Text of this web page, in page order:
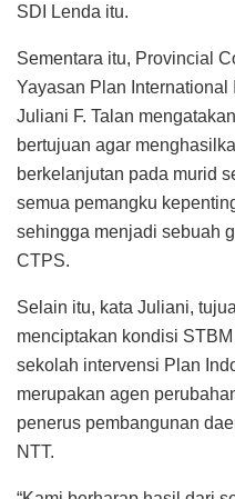
SDI Lenda itu.
Sementara itu, Provincial
Yayasan Plan
Juliani F. Talan
bertujuan agar
berkelanjutan pada murid
semua pemangku
sehingga menjadi sebuah
CTPS.
Selain itu, kata Juliani,
menciptakan kondisi
sekolah intervensi Plan
merupakan agen
penerus pembangunan
NTT.